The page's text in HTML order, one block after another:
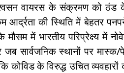
वायरस के संक्रमण को ठंड
की स्थिति में बेहतर
मौसम में भारतीय परिप्रेक्ष्‍य
जब सार्वजनिक स्थानों पर
कोविड के विरुद्ध उचित